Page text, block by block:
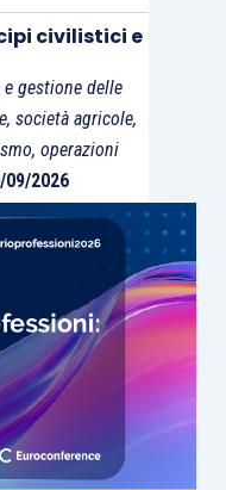
civilistici e
gestione delle
società agricole,
operazioni
2026